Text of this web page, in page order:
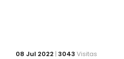
08 Jul 2022 | 3043 Visitas